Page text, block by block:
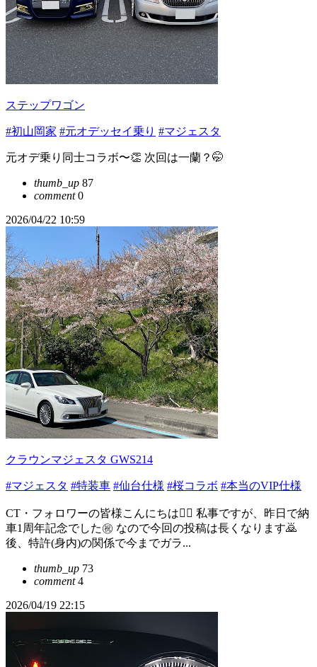
ステップワゴン
#初山岡家 #元オデッセイ乗り #マジェスタ
元オデ乗り同士コラボ〜👏 次回は一蘭？🤭
thumb_up 87
comment0
2026/04/22 10:59
クラウンマジェスタ GWS214
#マジェスタ #特装車 #仙台仕様 #桜コラボ #本当のVIP仕様
CT・フォロワーの皆様こんにちは👮‍♂️ 私事ですが、昨日で納
車1周年記念でした㊗️ なので今回の投稿は長くなります🙇
後、特許(身内)の関係で今までガラ...
thumb_up 73
comment4
2026/04/19 22:15